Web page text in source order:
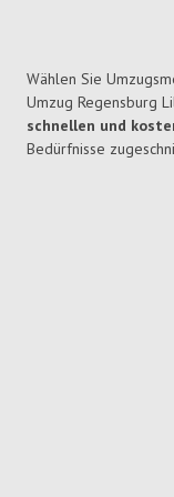
Wählen Sie
Umzug Regensburg
schnellen und
Bedürfnisse